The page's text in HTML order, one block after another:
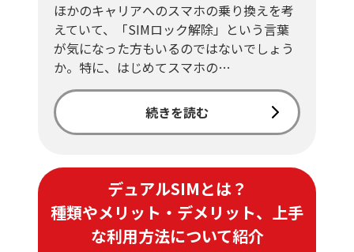
ほかのキャリアへのスマホの乗り換えを考
えていて、「SIMロック解除」という言葉
が気になった方もいるのではないでしょう
か。特に、はじめてスマホの…
続きを読む
デュアルSIMとは？
種類やメリット・デメリット、上手
な利用方法について紹介